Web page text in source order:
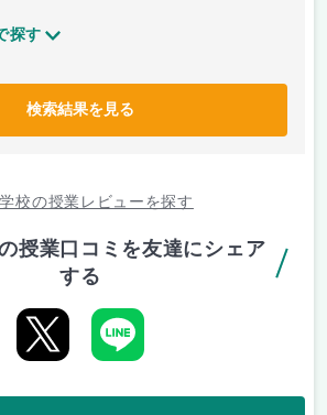
探す
検索結果を見る
校の授業レビューを探す
授業口コミを友達にシェア
する